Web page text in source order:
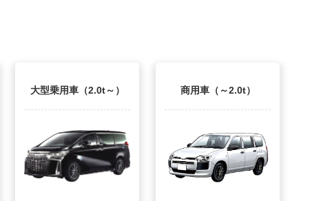
大型乗用車（2.0t～） 商用車（～2.0t）